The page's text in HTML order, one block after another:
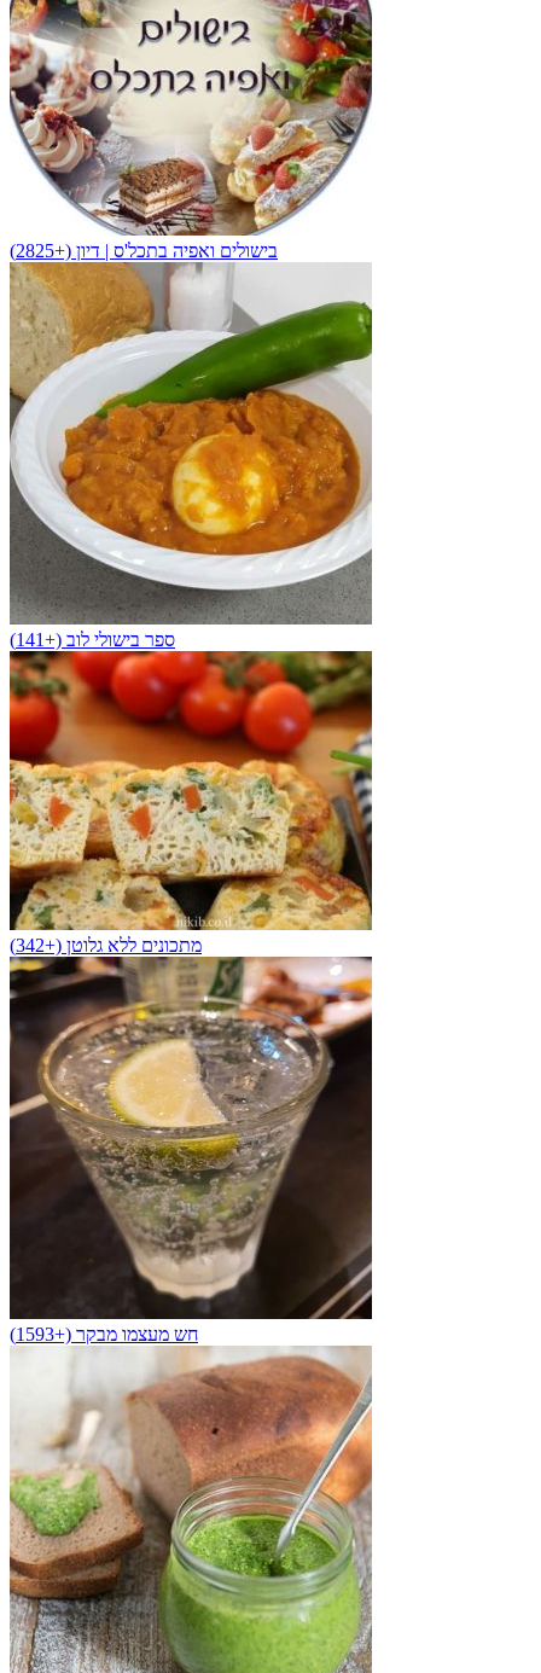
בישולים ואפיה בתכל'ס | דיון (+2825)
ספר בישולי לוב (+141)
מתכונים ללא גלוטן (+342)
חש מעצמו מבקר (+1593)